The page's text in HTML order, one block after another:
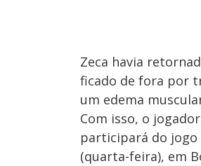
Zeca havia
ficado de fora por
um edema
Com isso, o
participará do jogo
(quarta-feira), em